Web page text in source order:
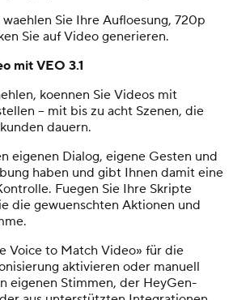
Sie Ihre Aufloesung, 720p
Sie auf Video generieren.
mit VEO 3.1
koennen Sie Videos mit
– mit bis zu acht Szenen, die
dauern.
eigenen Dialog, eigene Gesten und
haben und gibt Ihnen damit eine
Fuegen Sie Ihre Skripte
die gewuenschten Aktionen und
Voice to Match Video» für die
aktivieren oder manuell
eigenen Stimmen, der HeyGen-